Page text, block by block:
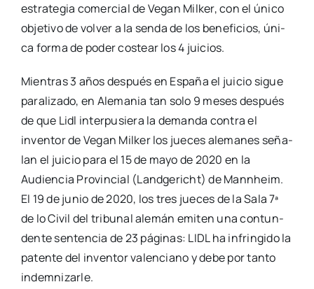
estra­te­gia comer­cial de Vegan Mil­ker, con el úni­co
obje­ti­vo de vol­ver a la sen­da de los bene­fi­cios, úni­
ca for­ma de poder cos­tear los 4 jui­cios.
Mien­tras 3 años des­pués en Espa­ña el jui­cio sigue
para­li­za­do, en Ale­ma­nia tan solo 9 meses des­pués
de que Lidl inter­pu­sie­ra la deman­da con­tra el
inven­tor de Vegan Mil­ker los jue­ces ale­ma­nes seña­
lan el jui­cio para el 15 de mayo de 2020 en la
Audien­cia Pro­vin­cial (Land­ge­richt) de Mannheim.
El 19 de junio de 2020, los tres jue­ces de la Sala 7ª
de lo Civil del tri­bu­nal ale­mán emi­ten una con­tun­
den­te sen­ten­cia de 23 pági­nas: LIDL ha infrin­gi­do la
paten­te del inven­tor valen­ciano y debe por tan­to
indem­ni­zar­le.